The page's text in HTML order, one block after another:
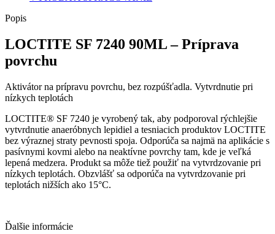
Popis
LOCTITE SF 7240 90ML – Príprava
povrchu
Aktivátor na prípravu povrchu, bez rozpúšťadla. Vytvrdnutie pri
nízkych teplotách
LOCTITE® SF 7240 je vyrobený tak, aby podporoval rýchlejšie
vytvrdnutie anaeróbnych lepidiel a tesniacich produktov LOCTITE
bez výraznej straty pevnosti spoja. Odporúča sa najmä na aplikácie s
pasívnymi kovmi alebo na neaktívne povrchy tam, kde je veľká
lepená medzera. Produkt sa môže tiež použiť na vytvrdzovanie pri
nízkych teplotách. Obzvlášť sa odporúča na vytvrdzovanie pri
teplotách nižších ako 15°C.
Ďalšie informácie